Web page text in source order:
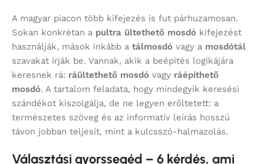
A magyar piacon több kifejezés is fut párhuzamosan.
Sokan konkrétan a pultra ültethető mosdó kifejezést
használják, mások inkább a tálmosdó vagy a mosdótál
szavakat írják be. Vannak, akik a beépítés logikájára
keresnek rá: ráültethető mosdó vagy ráépíthető
mosdó. A tartalom feladata, hogy mindegyik keresési
szándékot kiszolgálja, de ne legyen erőltetett: a
természetes szöveg és az informatív leírás hosszú
távon jobban teljesít, mint a kulcsszó-halmazolás.
Választási gyorssegéd – 6 kérdés, ami